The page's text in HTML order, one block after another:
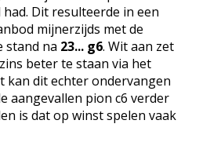
Dit resulteerde in een
mijnerzijds met de
stand na 23... g6. Wit aan zet
beter te staan via het
kan dit echter ondervangen
aangevallen pion c6 verder
is dat op winst spelen vaak